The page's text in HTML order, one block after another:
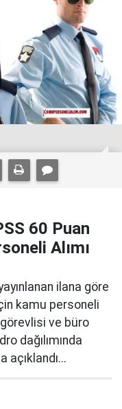
60 Puan
Alımı
ilana göre
kamu personeli
görevlisi ve büro
dağılımında
açıklandı...